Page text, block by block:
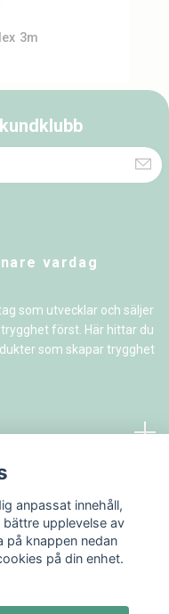
3m
vardag
som utvecklar och säljer
först. Här hittar du
som skapar trygghet
anpassat innehåll,
upplevelse av
på knappen nedan
på din enhet.